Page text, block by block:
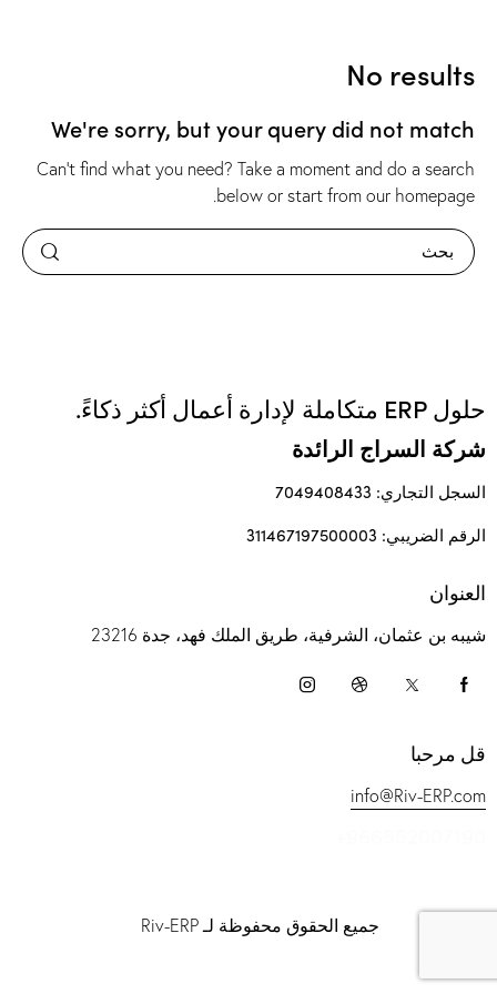
No results
We're sorry, but your query did not match
Can't find what you need? Take a moment and do a search
below or start from our homepage
.
حلول ERP متكاملة لإدارة أعمال أكثر ذكاءً.
شركة السراج الرائدة
السجل التجاري: 7049408433
الرقم الضريبي: 311467197500003
العنوان
شيبه بن عثمان، الشرفية، طريق الملك فهد، جدة 23216
قل مرحبا
info@Riv-ERP.com
جميع الحقوق محفوظة لـ Riv-ERP